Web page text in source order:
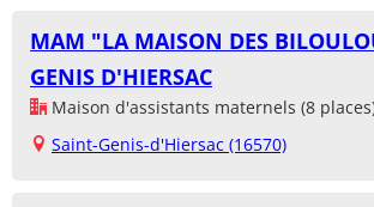
MAM "LA MAISON DES
GENIS D'HIERSAC
Maison d'assistants maternels (8
Saint-Genis-d'Hiersac (16570)